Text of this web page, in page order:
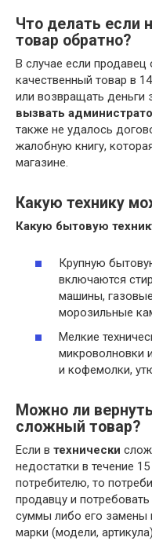
Что делать если
товар обратно?
В случае если продавец
качественный товар в
или возвращать деньги
вызвать
также не удалось
жалобную книгу,
магазине.
Какую технику
Какую бытовую
Крупную
включаются
машины,
морозильные
Мелкие
микроволновки
и кофемолки,
Можно ли
сложный товар?
Если в технически
недостатки в течение
потребителю, то
продавцу и
суммы либо его замены
марки (модели,